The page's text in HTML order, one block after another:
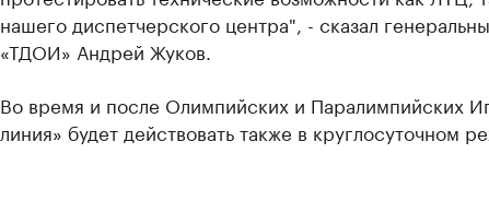
нашего диспетчерского центра", - сказал
«ТДОИ» Андрей Жуков.
Во время и после Олимпийских и Паралимпийских
линия» будет действовать также в круглосуточном